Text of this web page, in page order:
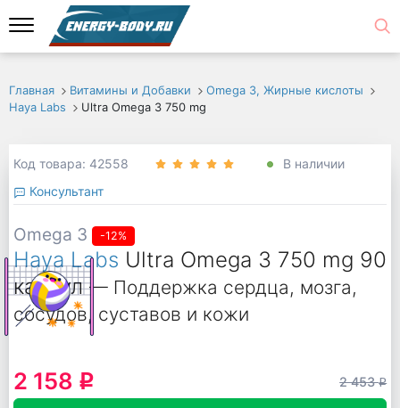
Главная Витамины и Добавки
Omega 3, Жирные кислоты
Haya Labs
Ultra Omega 3 750 mg
Код товара: 42558
В наличии
Консультант
Omega 3 -12%
Haya Labs Ultra Omega 3 750 mg 90
капсул — Поддержка сердца, мозга,
сосудов, суставов и кожи
2 158 q 2 453q